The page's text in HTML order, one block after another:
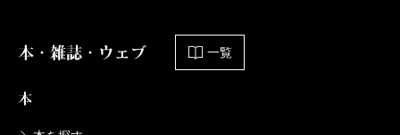
本・雑誌・ウェブ 一覧
本